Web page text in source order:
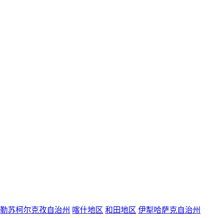
苏柯尔克孜自治州 喀什地区 和田地区 伊犁哈萨克自治州